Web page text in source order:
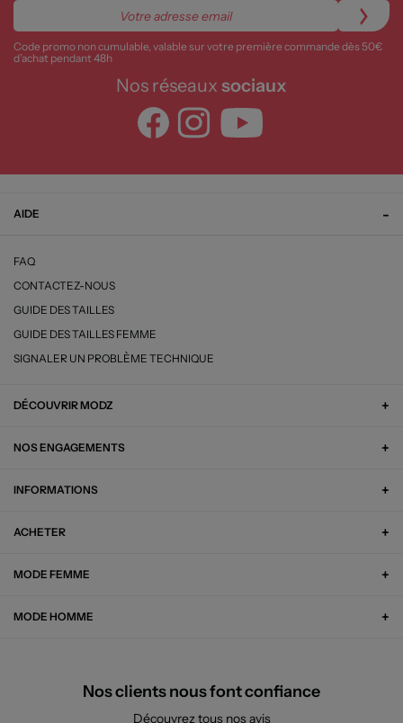
Code promo non cumulable, valable sur votre première commande dès 50€
d’achat pendant 48h
Nos réseaux sociaux
AIDE
FAQ
CONTACTEZ-NOUS
GUIDE DES TAILLES
GUIDE DES TAILLES FEMME
SIGNALER UN PROBLÈME TECHNIQUE
DÉCOUVRIR MODZ
NOS ENGAGEMENTS
INFORMATIONS
ACHETER
MODE FEMME
MODE HOMME
Nos clients nous font confiance
Découvrez tous nos avis